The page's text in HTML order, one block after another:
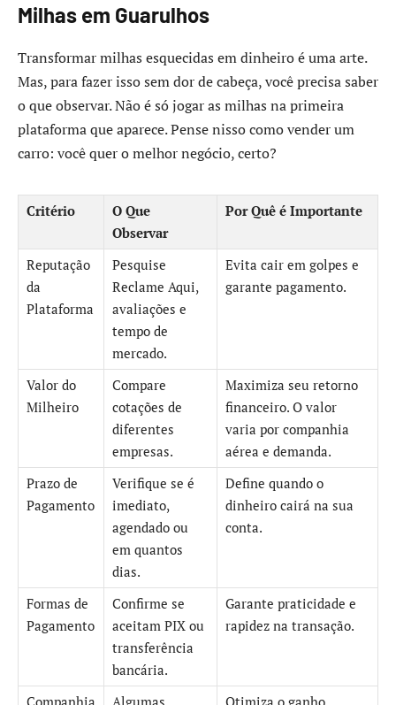
Milhas em Guarulhos
Transformar milhas esquecidas em dinheiro é uma arte.
Mas, para fazer isso sem dor de cabeça, você precisa saber
o que observar. Não é só jogar as milhas na primeira
plataforma que aparece. Pense nisso como vender um
carro: você quer o melhor negócio, certo?
Critério
O Que
Observar
Por Quê é Importante
Reputação
da
Plataforma
Pesquise
Reclame Aqui,
avaliações e
tempo de
mercado.
Evita cair em golpes e
garante pagamento.
Valor do
Milheiro
Compare
cotações de
diferentes
empresas.
Maximiza seu retorno
financeiro. O valor
varia por companhia
aérea e demanda.
Prazo de
Pagamento
Verifique se é
imediato,
agendado ou
em quantos
dias.
Define quando o
dinheiro cairá na sua
conta.
Formas de
Pagamento
Confirme se
aceitam PIX ou
transferência
bancária.
Garante praticidade e
rapidez na transação.
Companhia Algumas Otimiza o ganho,